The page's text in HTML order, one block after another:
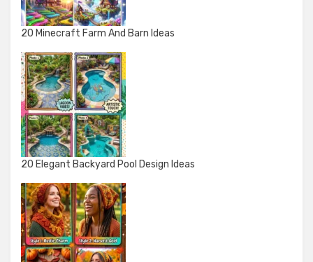
20 Minecraft Farm And Barn Ideas
20 Elegant Backyard Pool Design Ideas